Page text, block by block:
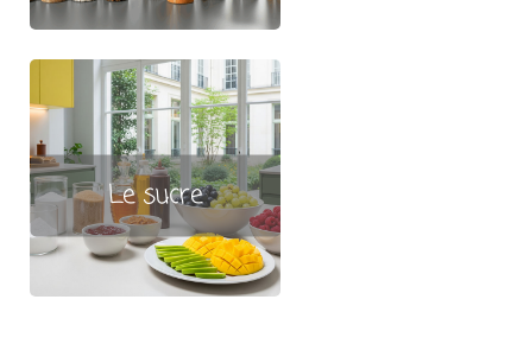
Le sucre